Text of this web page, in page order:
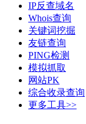
IP反查域名
Whois查询
关键词挖掘
友链查询
PING检测
模拟抓取
网站PK
综合收录查询
更多工具>>